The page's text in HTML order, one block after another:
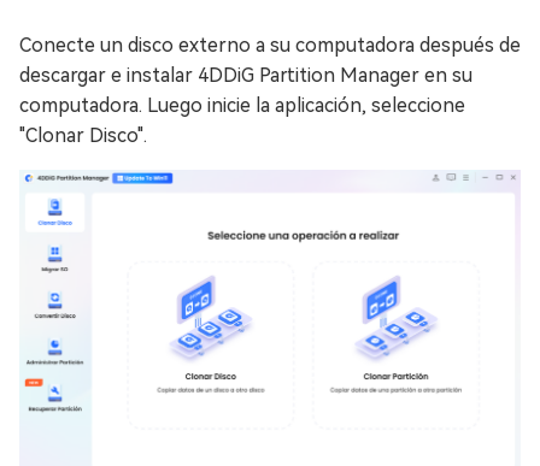
Conecte un disco externo a su computadora después de
descargar e instalar 4DDiG Partition Manager en su
computadora. Luego inicie la aplicación, seleccione
"Clonar Disco".